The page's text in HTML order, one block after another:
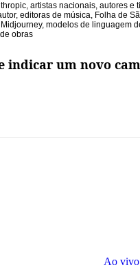
, artistas nacionais, autores e
, editoras de música, Folha de
Midjourney, modelos de linguagem
obras
indicar um novo
Ao vivo